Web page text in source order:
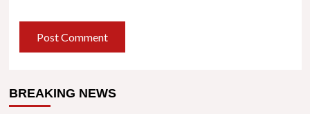
BREAKING NEWS